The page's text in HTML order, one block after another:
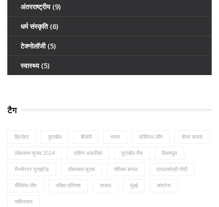
अंतरराष्ट्रीय (9)
धर्म संस्कृति (6)
टेक्नोलॉजी (5)
स्वास्थ्य (5)
टैग
क्रिकेट फुटबॉल बीजेपी भारत प्रीमियर लीग शेयर बाजार
लोकसभा चुनाव 2024 दक्षिण अफ्रीका फुटबॉल मैच लिवरपूल
मैनचेस्टर यूनाइटेड लोकसभा चुनाव पश्चिम बंगाल प्रधानमंत्री मोदी
चैंपियंस लीग परीक्षा परिणाम भाजपा मुंबई कांग्रेस
पाकिस्तान